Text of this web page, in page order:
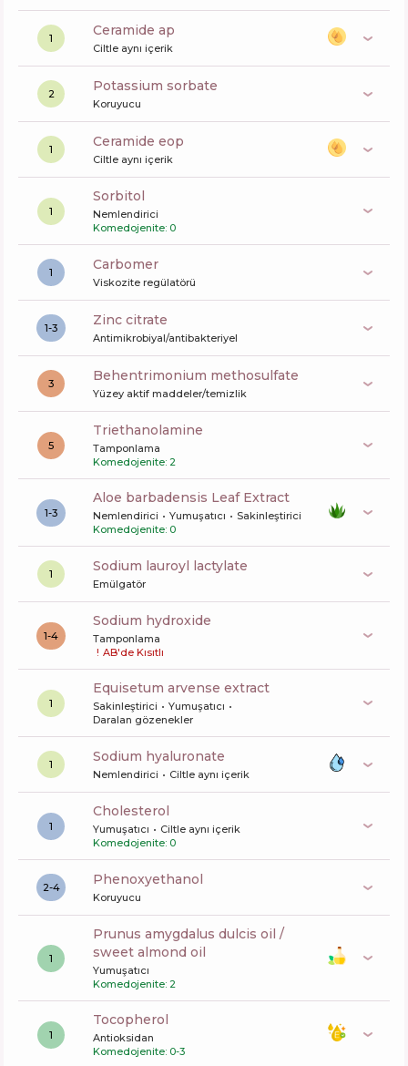
1 ceramide ap
Ciltle aynı içerik
2 potassium sorbate
Koruyucu
1 ceramide eop
Ciltle aynı içerik
1
sorbitol
Nemlendirici
Komedojenite: 0
1 carbomer
Viskozite regülatörü
1-3 zinc citrate
Antimikrobiyal/antibakteriyel
3 behentrimonium methosulfate
Yüzey aktif maddeler/temizlik
5
triethanolamine
Tamponlama
Komedojenite: 2
1-3
aloe barbadensis Leaf Extract
Nemlendirici Yumuşatıcı
Sakinleştirici
Komedojenite: 0
1 sodium lauroyl lactylate
Emülgatör
1-4
sodium hydroxide
Tamponlama
! AB'de Kısıtlı
1
equisetum arvense extract
Sakinleştirici
Yumuşatıcı
Daralan gözenekler
1 sodium hyaluronate
Nemlendirici Ciltle aynı içerik
1
cholesterol
Yumuşatıcı
Ciltle aynı içerik
Komedojenite: 0
2-4 phenoxyethanol
Koruyucu
1
prunus amygdalus dulcis oil /
sweet almond oil
Yumuşatıcı
Komedojenite: 2
1
tocopherol
Antioksidan
Komedojenite: 0-3